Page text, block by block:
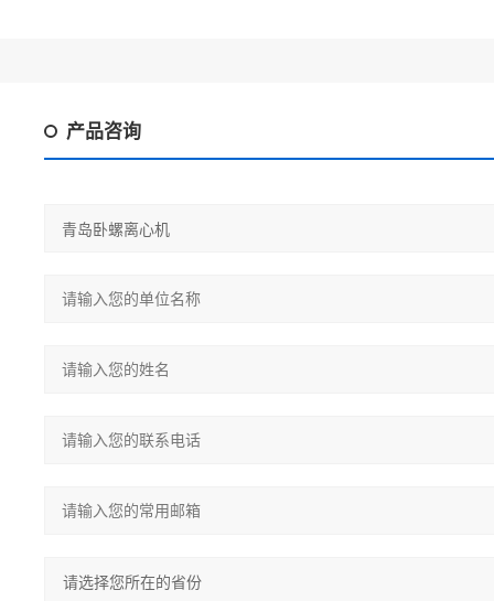
产品咨询